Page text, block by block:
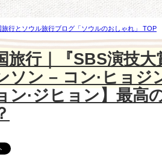
行とソウル旅行ブログ「ソウルのおしゃれ」 TOP
チョ·インソン – コン·ヒョジンvsキム·スヒョン –
旅行｜『SBS演技
ソン – コン·ヒョジ
ン·ジヒョン】最高